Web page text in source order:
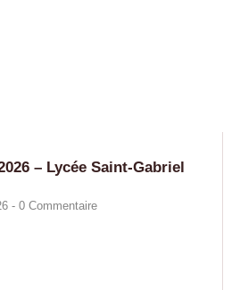
– Lycée Saint-Gabriel
- 0 Commentaire